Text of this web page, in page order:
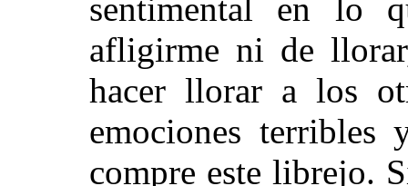
sentimental en lo
afligirme ni de
hacer llorar a los
emociones
compre este librejo.